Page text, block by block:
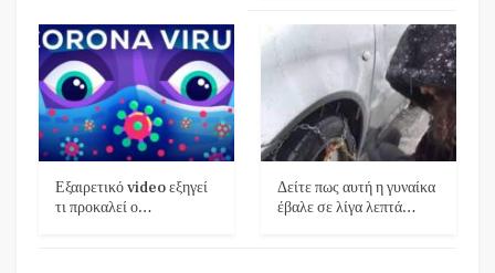
Εξαιρετικό video εξηγεί
τι προκαλεί ο…
Δείτε πως αυτή η γυναίκα
έβαλε σε λίγα λεπτά…